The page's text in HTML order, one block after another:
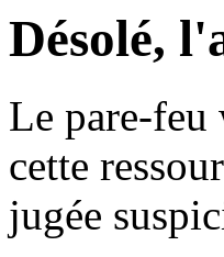
Désolé,
Le pare-feu
cette
jugée